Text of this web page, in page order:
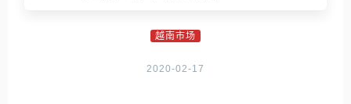
越南市场
2020-02-17